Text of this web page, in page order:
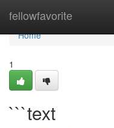
fellowfavorite
Home
Home
1
```text